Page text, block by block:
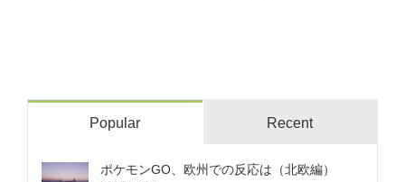
Popular Recent
ポケモンGO、欧州での反応は（北欧編）